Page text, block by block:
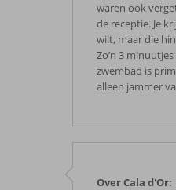
waren ook
de receptie. Je
wilt, maar die
Zo’n 3
zwembad is
alleen jammer
Over Cala d'Or: